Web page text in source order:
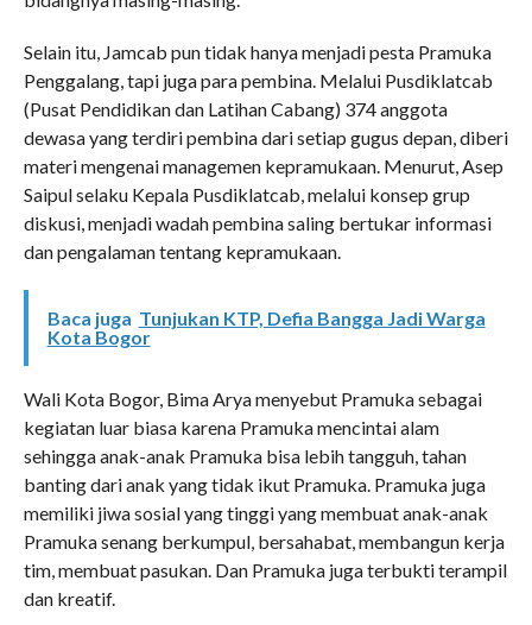
Selain itu, Jamcab pun tidak hanya menjadi pesta Pramuka
Penggalang, tapi juga para pembina. Melalui Pusdiklatcab
(Pusat Pendidikan dan Latihan Cabang) 374 anggota
dewasa yang terdiri pembina dari setiap gugus depan, diberi
materi mengenai managemen kepramukaan. Menurut, Asep
Saipul selaku Kepala Pusdiklatcab, melalui konsep grup
diskusi, menjadi wadah pembina saling bertukar informasi
dan pengalaman tentang kepramukaan.
Baca juga Tunjukan KTP, Defia Bangga Jadi Warga
Kota Bogor
Wali Kota Bogor, Bima Arya menyebut Pramuka sebagai
kegiatan luar biasa karena Pramuka mencintai alam
sehingga anak-anak Pramuka bisa lebih tangguh, tahan
banting dari anak yang tidak ikut Pramuka. Pramuka juga
memiliki jiwa sosial yang tinggi yang membuat anak-anak
Pramuka senang berkumpul, bersahabat, membangun kerja
tim, membuat pasukan. Dan Pramuka juga terbukti terampil
dan kreatif.